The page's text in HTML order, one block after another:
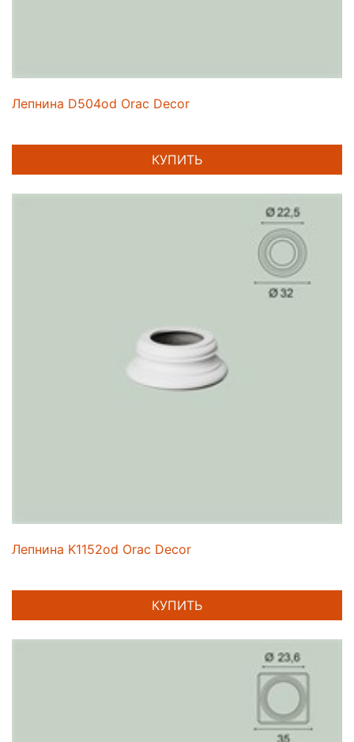
Лепнина D504od Orac Decor
КУПИТЬ
Лепнина K1152od Orac Decor
КУПИТЬ